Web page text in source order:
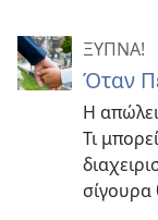
ΞΥΠΝΑ!
Όταν
Η
Τι